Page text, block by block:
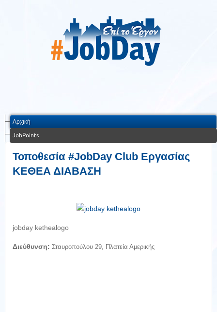
Αρχική
JobPoints
Τοποθεσία #JobDay Club Εργασίας
ΚΕΘΕΑ ΔΙΑΒΑΣΗ
jobday kethealogo
Διεύθυνση: Σταυροπούλου 29, Πλατεία Αμερικής